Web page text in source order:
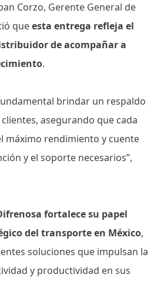
Corzo, Gerente General de
queesta entrega refleja el
de acompañar a
.
brindar un respaldo
asegurando que cada
máximo rendimiento y cuente
y el soporte necesarios”,
fortalece su papel
del transporte en México,
soluciones que impulsan la
y productividad en sus